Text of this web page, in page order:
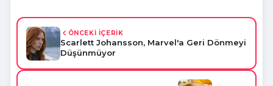
ÖNCEKİ İÇERİK
Scarlett Johansson, Marvel'a Geri Dönmeyi
Düşünmüyor